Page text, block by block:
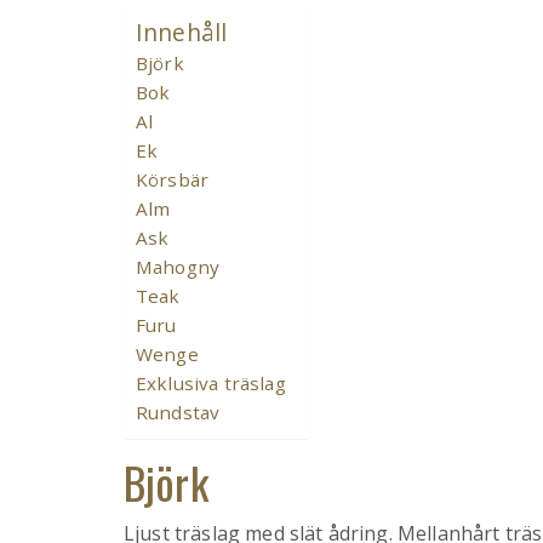
Innehåll
Björk
Bok
Al
Ek
Körsbär
Alm
Ask
Mahogny
Teak
Furu
Wenge
Exklusiva träslag
Rundstav
Björk
Ljust träslag med slät ådring. Mellanhårt